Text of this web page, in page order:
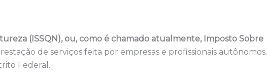
(ISSQN), ou, como é chamado atualmente, Imposto Sobre
de serviços feita por empresas e profissionais autônomos.
Federal.